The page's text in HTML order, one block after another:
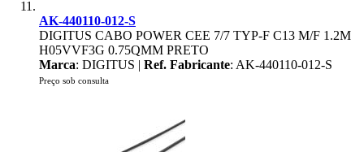
AK-440110-012-S
DIGITUS CABO POWER CEE 7/7 TYP-F C13 M/F 1.2M
H05VVF3G 0.75QMM PRETO
Marca: DIGITUS | Ref. Fabricante: AK-440110-012-S
Preço sob consulta